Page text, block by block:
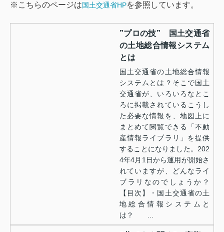
※こちらのページは国土交通省HPを参照しています。
”プロの技” 国土交通省
の土地総合情報システム
とは
国土交通省の土地総合情報
システムとは？そこで国土
交通省が、いろいろなとこ
ろに掲載されているこうし
た必要な情報を、地図上に
まとめて閲覧できる「不動
産情報ライブラリ」を提供
することになりました。202
4年4月1日から運用が開始さ
れていますが、どんなライ
ブラリなのでしょうか？
【目次】・国土交通省の土
地総合情報システムと
は？ ...